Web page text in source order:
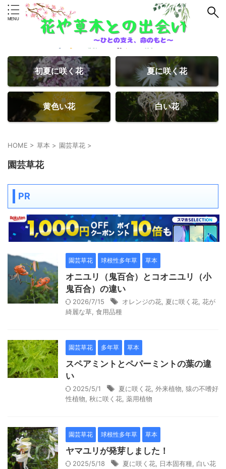
初夏に咲く花 夏に咲く花
黄色い花 白い花
HOME > 草本 > 園芸草花 >
園芸草花
PR
園芸草花 球根性多年草 草本
オニユリ（鬼百合）とコオニユリ（小
鬼百合）の違い
2026/7/15 オレンジの花 夏に咲く花 花が
綺麗な草 食用品種
園芸草花 多年草 草本
スペアミントとペパーミントの葉の違
い
2025/5/1 夏に咲く花 外来植物 猿の不嗜好
性植物 秋に咲く花 薬用植物
園芸草花 球根性多年草 草本
ヤマユリが発芽しました！
2025/5/18 夏に咲く花 日本固有種 白い花